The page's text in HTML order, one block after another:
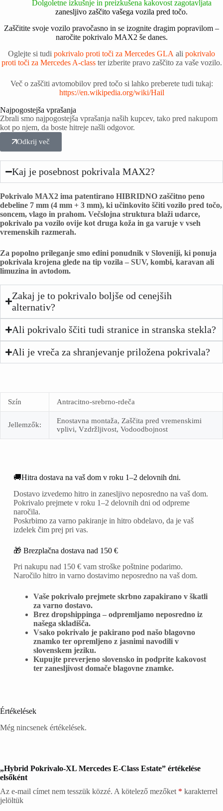
Dolgoletne izkušnje in preizkušena kakovost zagotavljata
zanesljivo zaščito vašega vozila pred točo.
Zaščitite svoje vozilo pravočasno in se izognite dragim popravilom –
naročite pokrivalo MAX2 še danes.
Oglejte si tudi pokrivalo proti toči za Mercedes GLA ali pokrivalo
proti toči za Mercedes A-class ter izberite pravo zaščito za vaše vozilo.
Več o zaščiti avtomobilov pred točo si lahko preberete tudi tukaj:
https://en.wikipedia.org/wiki/Hail
Najpogostejša vprašanja
Zbrali smo najpogostejša vprašanja naših kupcev, tako pred nakupom
kot po njem, da boste hitreje našli odgovor.
Odkrij več
Kaj je posebnost pokrivala MAX2?
Pokrivalo MAX2 ima patentirano HIBRIDNO zaščitno peno
debeline 7 mm (4 mm + 3 mm), ki učinkovito ščiti vozilo pred točo,
soncem, vlago in prahom. Večslojna struktura blaži udarce,
pokrivalo pa vozilo ovije kot druga koža in ga varuje v vseh
vremenskih razmerah.
Za popolno prileganje smo edini ponudnik v Sloveniji, ki ponuja
pokrivala krojena glede na tip vozila – SUV, kombi, karavan ali
limuzina in avtodom.
Zakaj je to pokrivalo boljše od cenejših
alternativ?
Ali pokrivalo ščiti tudi stranice in stranska stekla?
Ali je vreča za shranjevanje priložena pokrivala?
Szín Antracitno-srebrno-rdeča
Jellemzők:
Enostavna montaža, Zaščita pred vremenskimi
vplivi, Vzdržljivost, Vodoodbojnost
🚚Hitra dostava na vaš dom v roku 1–2 delovnih dni.
Dostavo izvedemo hitro in zanesljivo neposredno na vaš dom.
Pokrivalo prejmete v roku 1–2 delovnih dni od odpreme
naročila.
Poskrbimo za varno pakiranje in hitro obdelavo, da je vaš
izdelek čim prej pri vas.
🎁 Brezplačna dostava nad 150 €
Pri nakupu nad 150 € vam stroške poštnine podarimo.
Naročilo hitro in varno dostavimo neposredno na vaš dom.
Vaše pokrivalo prejmete skrbno zapakirano v škatli
za varno dostavo.
Brez dropshippinga – odpremljamo neposredno iz
našega skladišča.
Vsako pokrivalo je pakirano pod našo blagovno
znamko ter opremljeno z jasnimi navodili v
slovenskem jeziku.
Kupujte preverjeno slovensko in podprite kakovost
ter zanesljivost domače blagovne znamke.
Értékelések
Még nincsenek értékelések.
„Hybrid Pokrivalo-XL Mercedes E-Class Estate” értékelése
elsőként
Az e-mail címet nem tesszük közzé. A kötelező mezőket * karakterrel
jelöltük